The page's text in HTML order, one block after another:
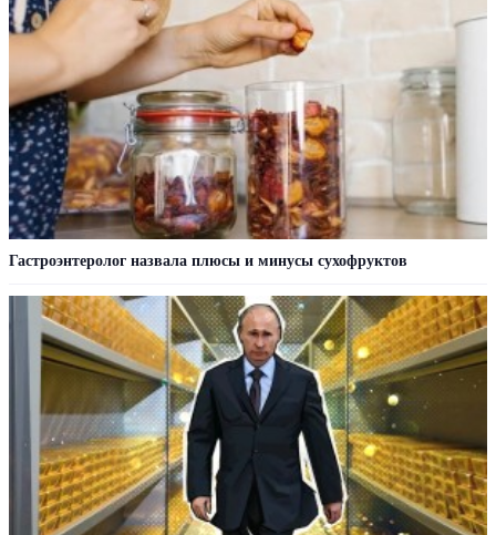
Гастроэнтеролог назвала плюсы и минусы сухофруктов